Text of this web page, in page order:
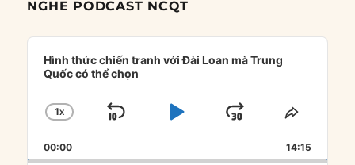
NGHE PODCAST NCQT
Audio
Player
Hình thức chiến tranh với Đài Loan mà Trung
Quốc có thể chọn
CHANGE
RATE
1X
SKIP
PLAYJUMP
FORWARD
SHARE
00:00 14:15